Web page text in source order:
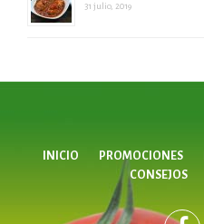
31 julio, 2019
INICIO PROMOCIONES
CONSEJOS